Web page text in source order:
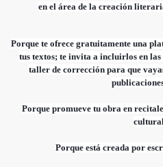
en el área de la creación
Porque te ofrece gratuitamente una
tus textos; te invita a incluirlos en
taller de corrección para que
Porque promueve tu obra en
Porque está creada por